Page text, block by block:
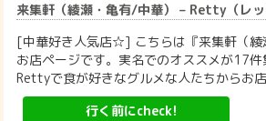
来集軒（綾瀬・亀有/中華） – Retty（レ
[中華好き人気店☆] こちらは『来集軒（綾
お店ページです。実名でのオススメが17件
Rettyで食が好きなグルメな人たちからお
行く前にcheck!